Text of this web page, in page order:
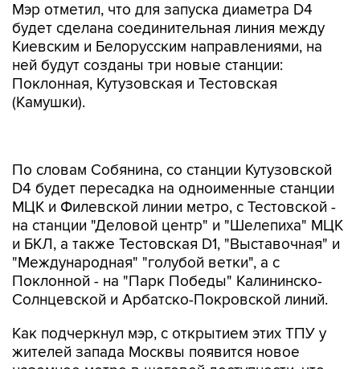
Мэр отметил, что для запуска диаметра D4
будет сделана соединительная линия между
Киевским и Белорусским направлениями, на
ней будут созданы три новые станции:
Поклонная, Кутузовская и Тестовская
(Камушки).
МЦК и Филевской линии метро, с Тестовской -
на станции "Деловой центр" и "Шелепиха" МЦК
и БКЛ, а также Тестовская D1, "Выставочная" и
"Международная" "голубой ветки", а с
Поклонной - на "Парк Победы" Калининско-
Солнцевской и Арбатско-Покровской линий.
Как подчеркнул мэр, с открытием этих ТПУ у
наземное метро в шаговой доступности, что
сделает привлекательнее для жизни и бизнеса